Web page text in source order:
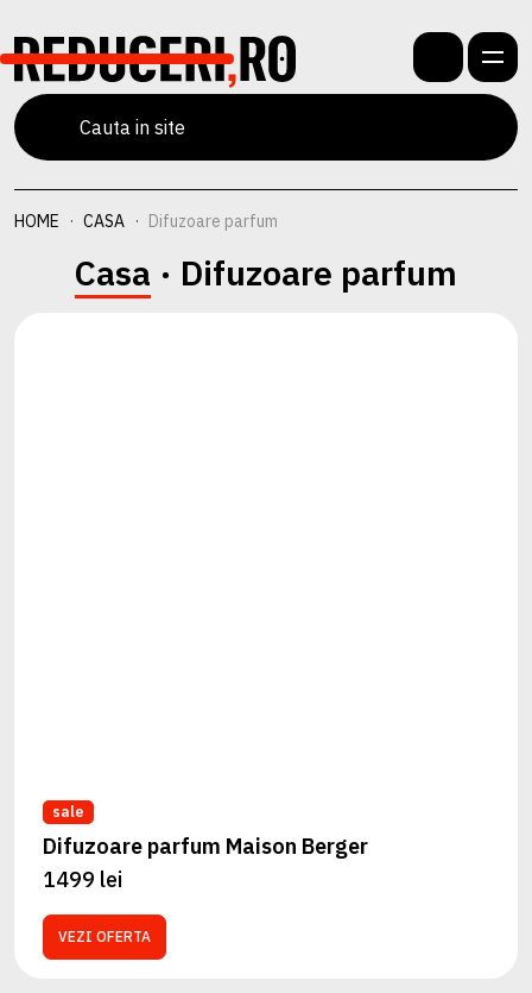
HOME CASA Difuzoare parfum
Casa · Difuzoare parfum
sale
Difuzoare parfum Maison Berger
1499 lei
VEZI OFERTA